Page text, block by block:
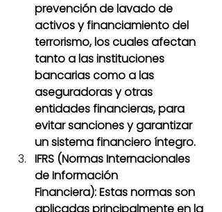
prevención de lavado de
activos y financiamiento del
terrorismo, los cuales afectan
tanto a las instituciones
bancarias como a las
aseguradoras y otras
entidades financieras, para
evitar sanciones y garantizar
un sistema financiero íntegro.
IFRS (Normas Internacionales
de Información
Financiera): Estas normas son